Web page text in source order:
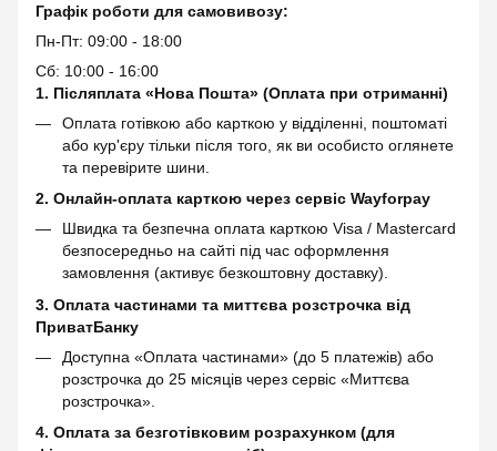
Графік роботи для самовивозу:
Пн-Пт: 09:00 - 18:00
Сб: 10:00 - 16:00
1. Післяплата «Нова Пошта» (Оплата при отриманні)
Оплата готівкою або карткою у відділенні, поштоматі
або кур'єру тільки після того, як ви особисто оглянете
та перевірите шини.
2. Онлайн-оплата карткою через сервіс Wayforpay
Швидка та безпечна оплата карткою Visa / Mastercard
безпосередньо на сайті під час оформлення
замовлення (активує безкоштовну доставку).
3. Оплата частинами та миттєва розстрочка від
ПриватБанку
Доступна «Оплата частинами» (до 5 платежів) або
розстрочка до 25 місяців через сервіс «Миттєва
розстрочка».
4. Оплата за безготівковим розрахунком (для